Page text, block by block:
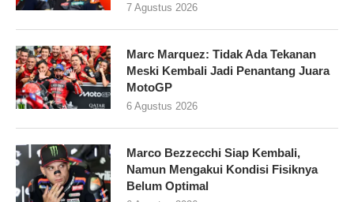
7 Agustus 2026
Marc Marquez: Tidak Ada Tekanan
Meski Kembali Jadi Penantang Juara
MotoGP
6 Agustus 2026
Marco Bezzecchi Siap Kembali,
Namun Mengakui Kondisi Fisiknya
Belum Optimal